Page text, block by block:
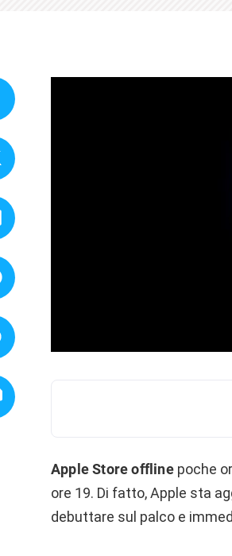
Apple Store offlinepoche
ore 19. Di fatto, Apple sta
debuttare sul palco e